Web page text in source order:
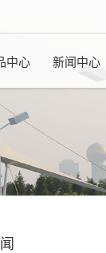
中心 新闻中心